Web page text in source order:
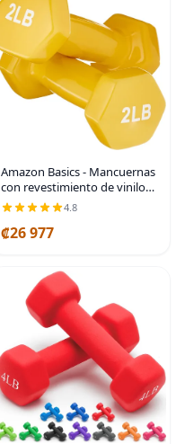
Amazon Basics - Mancuernas
con revestimiento de vinilo
para mano 4.8
₡26 977